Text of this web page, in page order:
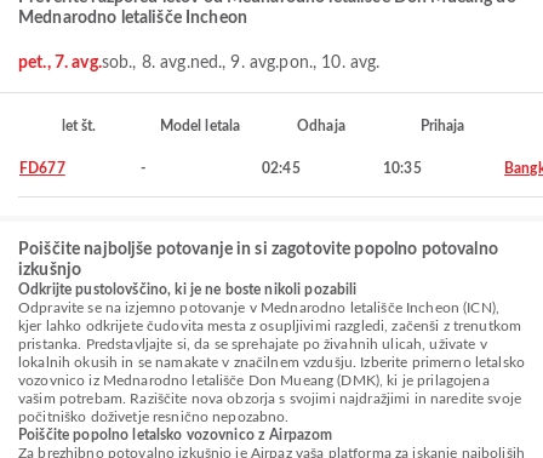
Mednarodno letališče Incheon
pet., 7. avg.sob., 8. avg.ned., 9. avg.pon., 10. avg.
let št. Model letala Odhaja Prihaja
FD677 - 02:45 10:35
Poiščite najboljše potovanje in si zagotovite popolno potovalno
izkušnjo
Odkrijte pustolovščino, ki je ne boste nikoli pozabili
Odpravite se na izjemno potovanje v Mednarodno letališče Incheon (ICN),
kjer lahko odkrijete čudovita mesta z osupljivimi razgledi, začenši z trenutkom
pristanka. Predstavljajte si, da se sprehajate po živahnih ulicah, uživate v
lokalnih okusih in se namakate v značilnem vzdušju. Izberite primerno letalsko
vozovnico iz Mednarodno letališče Don Mueang (DMK), ki je prilagojena
vašim potrebam. Raziščite nova obzorja s svojimi najdražjimi in naredite svoje
počitniško doživetje resnično nepozabno.
Poiščite popolno letalsko vozovnico z Airpazom
Za brezhibno potovalno izkušnjo je Airpaz vaša platforma za iskanje najboljših